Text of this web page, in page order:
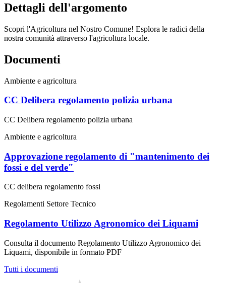
Dettagli dell'argomento
Scopri l'Agricoltura nel Nostro Comune! Esplora le radici della
nostra comunità attraverso l'agricoltura locale.
Documenti
Ambiente e agricoltura
CC Delibera regolamento polizia urbana
CC Delibera regolamento polizia urbana
Ambiente e agricoltura
Approvazione regolamento di "mantenimento dei
fossi e del verde"
CC delibera regolamento fossi
Regolamenti Settore Tecnico
Regolamento Utilizzo Agronomico dei Liquami
Consulta il documento Regolamento Utilizzo Agronomico dei
Liquami, disponibile in formato PDF
Tutti i documenti